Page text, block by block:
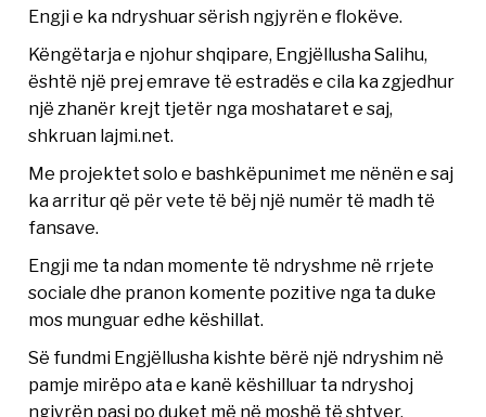
Engji e ka ndryshuar sërish ngjyrën e flokëve.
Këngëtarja e njohur shqipare, Engjëllusha Salihu,
është një prej emrave të estradës e cila ka zgjedhur
një zhanër krejt tjetër nga moshataret e saj,
shkruan lajmi.net.
Me projektet solo e bashkëpunimet me nënën e saj
ka arritur që për vete të bëj një numër të madh të
fansave.
Engji me ta ndan momente të ndryshme në rrjete
sociale dhe pranon komente pozitive nga ta duke
mos munguar edhe këshillat.
Së fundmi Engjëllusha kishte bërë një ndryshim në
pamje mirëpo ata e kanë këshilluar ta ndryshoj
ngjyrën pasi po duket më në moshë të shtyer.